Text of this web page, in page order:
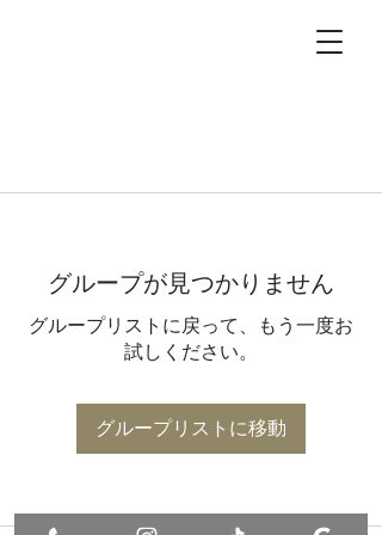
グループが見つかりません
グループリストに戻って、もう一度お
試しください。
グループリストに移動